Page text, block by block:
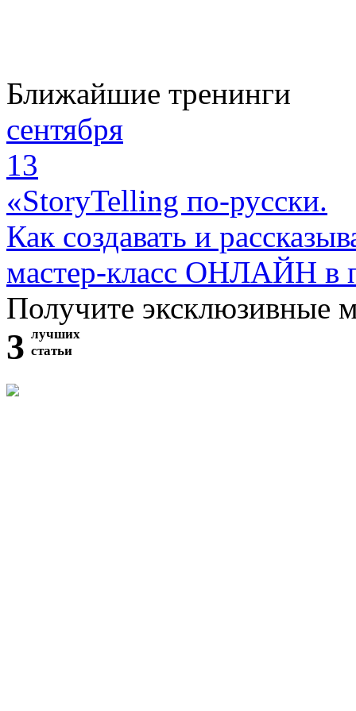
Ближайшие тренинги
сентября
13
«StoryTelling по-русски.
Как создавать и
мастер-класс ОНЛАЙН в
Получите эксклюзивные
3 лучших
статьи